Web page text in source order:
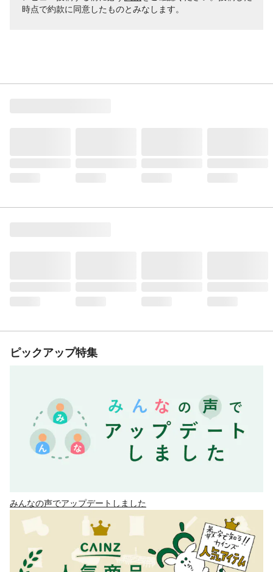
時点で約款に同意したものとみなします。
ピックアップ特集
みんなの声でアップデートしました